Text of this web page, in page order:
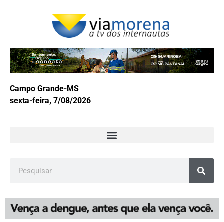
Campo Grande-MS
sexta-feira, 7/08/2026